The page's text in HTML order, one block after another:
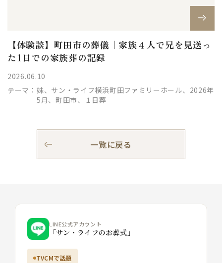
【体験談】町田市の葬儀｜家族４人で兄を見送っ
た1日での家族葬の記録
2026.06.10
テーマ： 妹、サン・ライフ横浜町田ファミリーホール、2026年
5月、町田市、１日葬
一覧に戻る
LINE公式アカウント
「サン・ライフのお葬式」
TVCMで話題